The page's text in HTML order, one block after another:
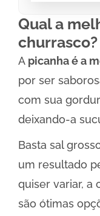
Qual a
churrasco?
A picanha é a
por ser
com sua
deixando-a
Basta sal
um resultado
quiser variar, a
são ótimas